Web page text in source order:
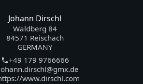
Johann Dirschl
Waldberg 84
84571 Reischach
GERMANY
+49 179 9766666
www.dirschl.com